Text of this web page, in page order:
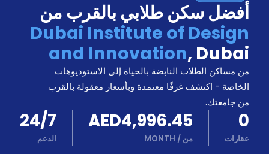
حجز
السكن
من
نحن؟
المدونة
أخبر
أصدقائك
و
اكسب
كن
شريكا
الدعم
أفضل سكن طلابي بالقرب من
Dubai Institute of Design
and Innovation, Dubai
من مساكن الطلاب النابضة بالحياة إلى الاستوديوهات
الخاصة - اكتشف غرفًا معتمدة وبأسعار معقولة بالقرب
من جامعتك.
0
عقارات
AED4,996.45
من /
MONTH
24/7
الدعم